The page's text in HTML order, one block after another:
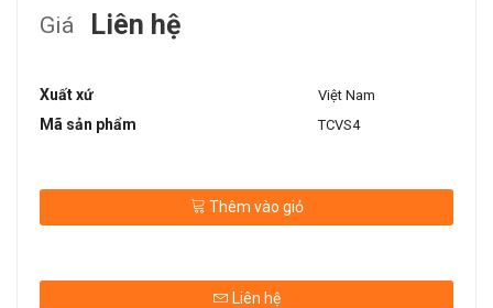
Giá Liên hệ
Xuất xứ Việt Nam
Mã sản phẩm TCVS4
Thêm vào giỏ
Liên hệ